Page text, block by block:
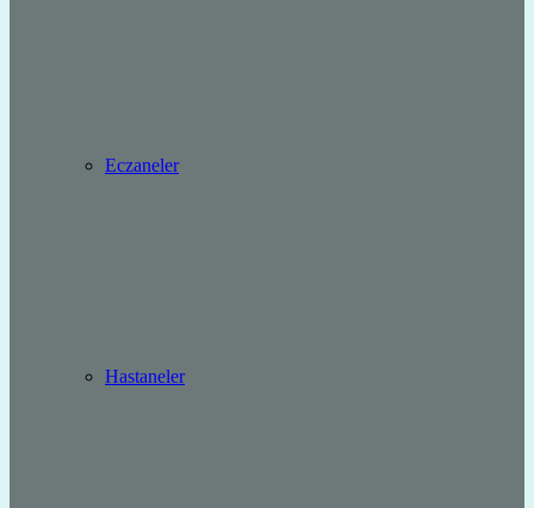
Eczaneler
Hastaneler